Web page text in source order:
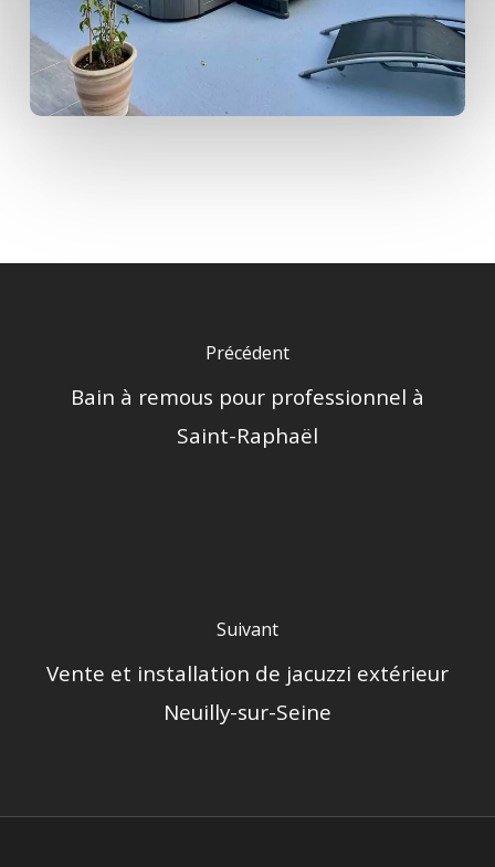
Précédent
Bain à remous pour professionnel à
Saint-Raphaël
Suivant
Vente et installation de jacuzzi extérieur
Neuilly-sur-Seine